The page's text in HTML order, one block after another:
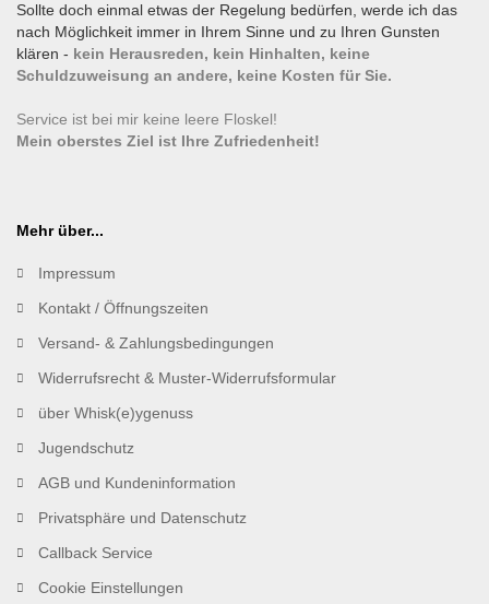
Sollte doch einmal etwas der Regelung bedürfen, werde ich das
nach Möglichkeit immer in Ihrem Sinne und zu Ihren Gunsten
klären - kein Herausreden, kein Hinhalten, keine
Schuldzuweisung an andere, keine Kosten für Sie.
Service ist bei mir keine leere Floskel!
Mein oberstes Ziel ist Ihre Zufriedenheit!
Mehr über...
Impressum
Kontakt / Öffnungszeiten
Versand- & Zahlungsbedingungen
Widerrufsrecht & Muster-Widerrufsformular
über Whisk(e)ygenuss
Jugendschutz
AGB und Kundeninformation
Privatsphäre und Datenschutz
Callback Service
Cookie Einstellungen